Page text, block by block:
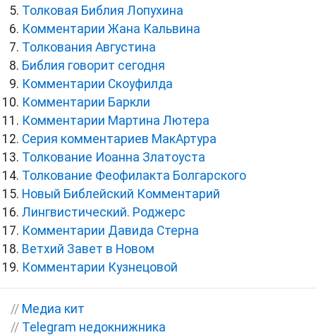
Толковая Библия Лопухина
Комментарии Жана Кальвина
Толкования Августина
Библия говорит сегодня
Комментарии Скоуфилда
Комментарии Баркли
Комментарии Мартина Лютера
Серия комментариев МакАртура
Толкование Иоанна Златоуста
Толкование Феофилакта Болгарского
Новый Библейский Комментарий
Лингвистический. Роджерс
Комментарии Давида Стерна
Ветхий Завет в Новом
Комментарии Кузнецовой
// Медиа кит
// Telegram недокнижника